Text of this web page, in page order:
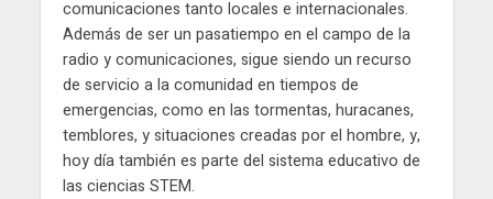
comunicaciones tanto locales e internacionales.
Además de ser un pasatiempo en el campo de la
radio y comunicaciones, sigue siendo un recurso
de servicio a la comunidad en tiempos de
emergencias, como en las tormentas, huracanes,
temblores, y situaciones creadas por el hombre, y,
hoy día también es parte del sistema educativo de
las ciencias STEM.